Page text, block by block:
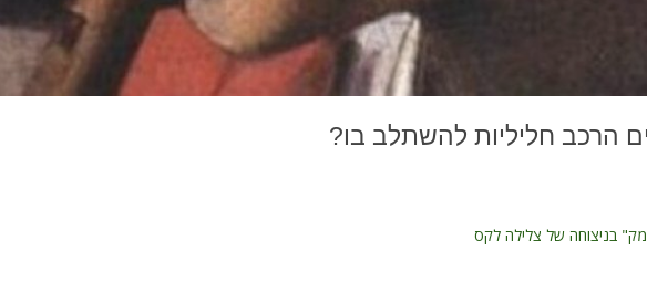
הרכב חליליות להשתלב בו?
בניצוחה של צלילה לקס